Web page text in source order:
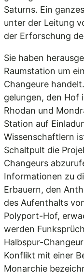
Saturns. Ein
unter der Leitung
der Erforschung
Sie haben
Raumstation um
Changeure
gelungen, den Hof
Rhodan und
Station auf
Wissenschaftlern
Schaltpult die
Changeurs
Informationen zu
Erbauern, den
des Aufenthalts
Polyport-Hof,
werden
Halbspur-
Konflikt mit einer
Monarchie